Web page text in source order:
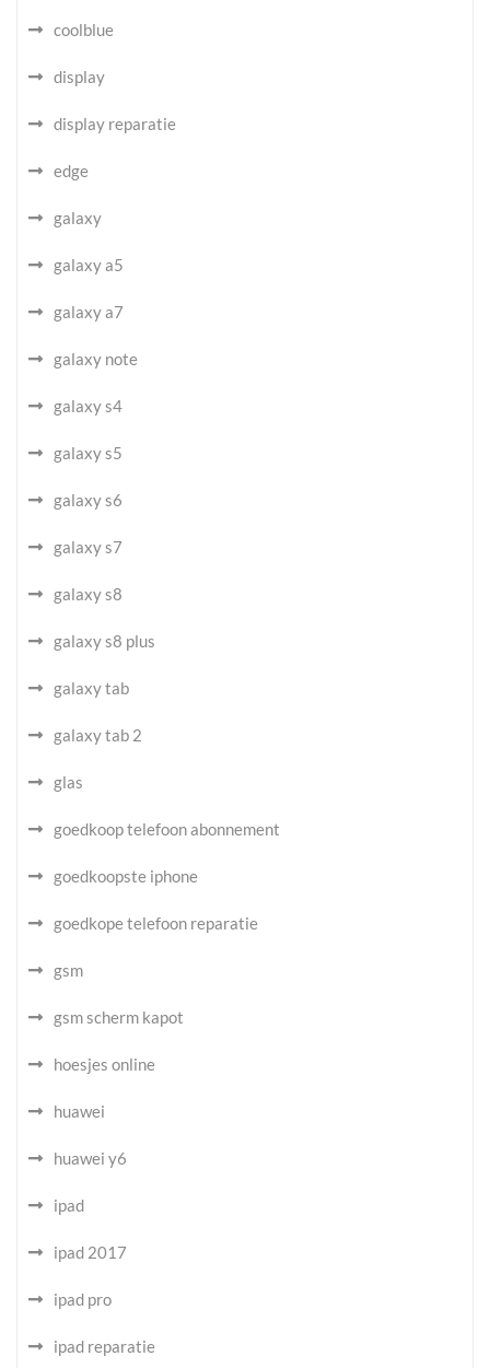
coolblue
display
display reparatie
edge
galaxy
galaxy a5
galaxy a7
galaxy note
galaxy s4
galaxy s5
galaxy s6
galaxy s7
galaxy s8
galaxy s8 plus
galaxy tab
galaxy tab 2
glas
goedkoop telefoon abonnement
goedkoopste iphone
goedkope telefoon reparatie
gsm
gsm scherm kapot
hoesjes online
huawei
huawei y6
ipad
ipad 2017
ipad pro
ipad reparatie